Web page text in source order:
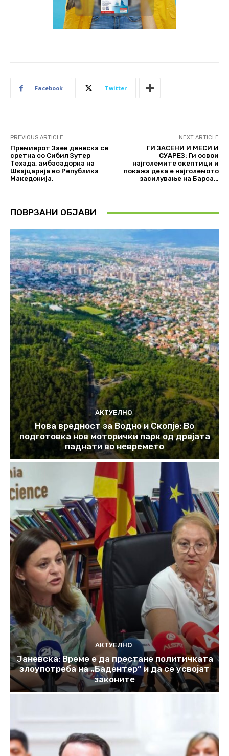
Facebook Twitter
PREVIOUS ARTICLE
Премиерот Заев денеска се
сретна со Сибил Зутер
Техада, амбасадорка на
Швајцарија во Република
Македонија.
NEXT ARTICLE
ГИ ЗАСЕНИ И МЕСИ И
СУАРЕЗ: Ги освои
најголемите скептици и
покажа дека е најголемото
засилување на Барса…
ПОВРЗАНИ ОБЈАВИ
АКТУЕЛНО
Нова вредност за Водно и Скопје: Во
подготовка нов моторички парк од дрвјата
паднати во невремето
АКТУЕЛНО
Јаневска: Време е да престане политичката
злоупотреба на „Бадентер“ и да се усвојат
законите